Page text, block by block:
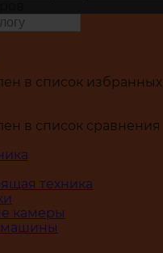
в список избранных
в список сравнения
техника
камеры
машины